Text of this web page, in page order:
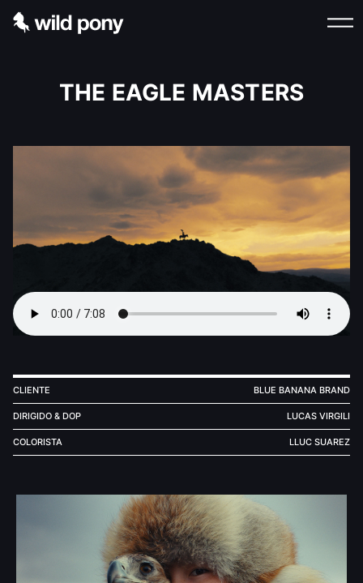
THE EAGLE MASTERS
CLIENTE BLUE BANANA BRAND
DIRIGIDO & DOP LUCAS VIRGILI
COLORISTA LLUC SUAREZ